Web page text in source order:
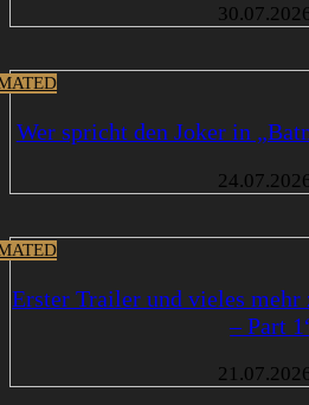
Wer spricht den Joker in
Erster Trailer und vieles
– Part